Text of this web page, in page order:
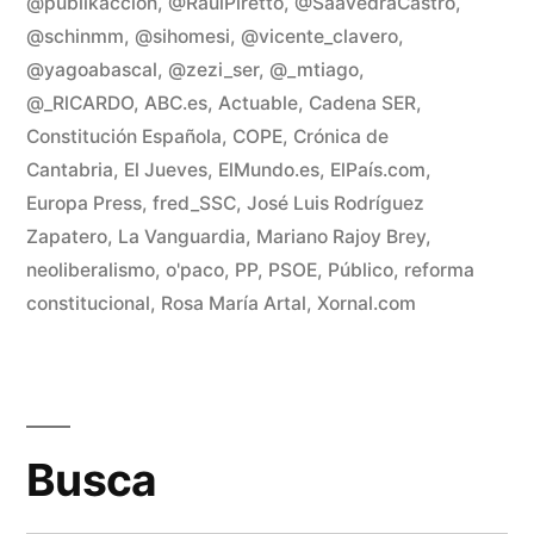
@schinmm, @sihomesi, @vicente_clavero,
@yagoabascal, @zezi_ser, @_mtiago,
@_RlCARDO, ABC.es, Actuable, Cadena SER,
Constitución Española, COPE, Crónica de
Cantabria, El Jueves, ElMundo.es, ElPaís.com,
Europa Press, fred_SSC, José Luis Rodríguez
Zapatero, La Vanguardia, Mariano Rajoy Brey,
neoliberalismo, o'paco, PP, PSOE, Público, reforma
constitucional, Rosa María Artal, Xornal.com
Busca